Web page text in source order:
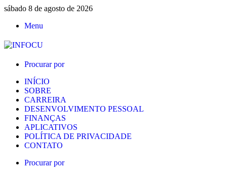
sábado 8 de agosto de 2026
Menu
Procurar por
INÍCIO
SOBRE
CARREIRA
DESENVOLVIMENTO PESSOAL
FINANÇAS
APLICATIVOS
POLÍTICA DE PRIVACIDADE
CONTATO
Procurar por